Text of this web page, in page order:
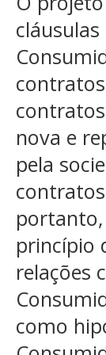
nova e
pela
princípio
relações
como